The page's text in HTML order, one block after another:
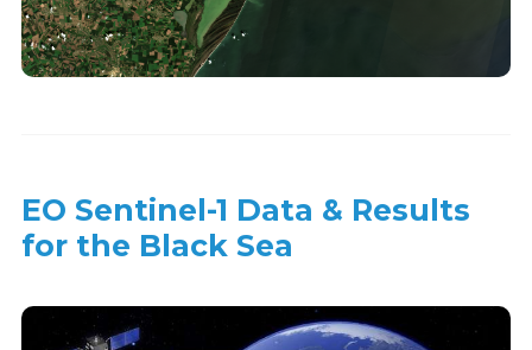
EO Sentinel-1 Data & Results
for the Black Sea